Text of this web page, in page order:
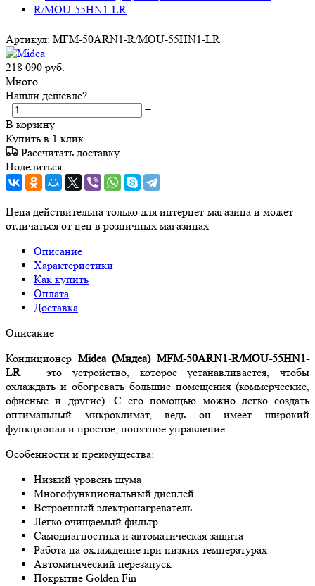
Артикул: MFM-50ARN1-R/MOU-55HN1-LR
218 090 руб.
Много
Нашли дешевле?
-
+
В корзину
Купить в 1 клик
Рассчитать доставку
Поделиться
Цена действительна только для интернет-магазина и может
отличаться от цен в розничных магазинах
Описание
Характеристики
Как купить
Оплата
Доставка
Описание
Кондиционер Midea (Мидеа) MFM-50ARN1-R/MOU-55HN1-
LR– это устройство, которое устанавливается, чтобы
охлаждать и обогревать большие помещения (коммерческие,
офисные и другие). С его помощью можно легко создать
оптимальный микроклимат, ведь он имеет широкий
функционал и простое, понятное управление.
Особенности и преимущества:
Низкий уровень шума
Многофункциональный дисплей
Встроенный электронагреватель
Легко очищаемый фильтр
Самодиагностика и автоматическая защита
Работа на охлаждение при низких температурах
Автоматический перезапуск
Покрытие Golden Fin